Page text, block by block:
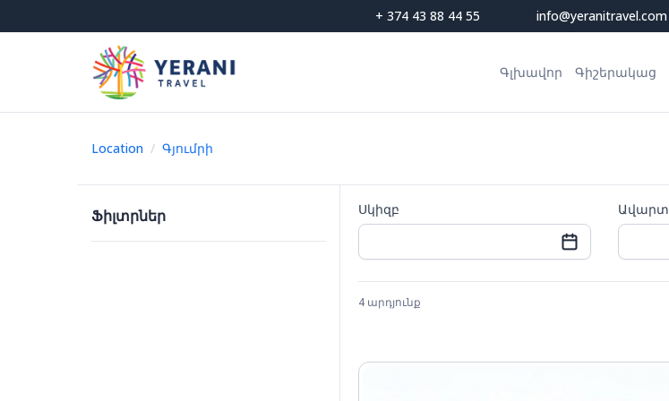
to
+ 374 43 88 44 55 info@yeranitravel.com
Գլխավոր Գիշերակաց
Location / Գյումրի
Ֆիլտրներ Սկիզբ
26 27 28 29 30 31 1
Ավարտ
26
4արդյունք